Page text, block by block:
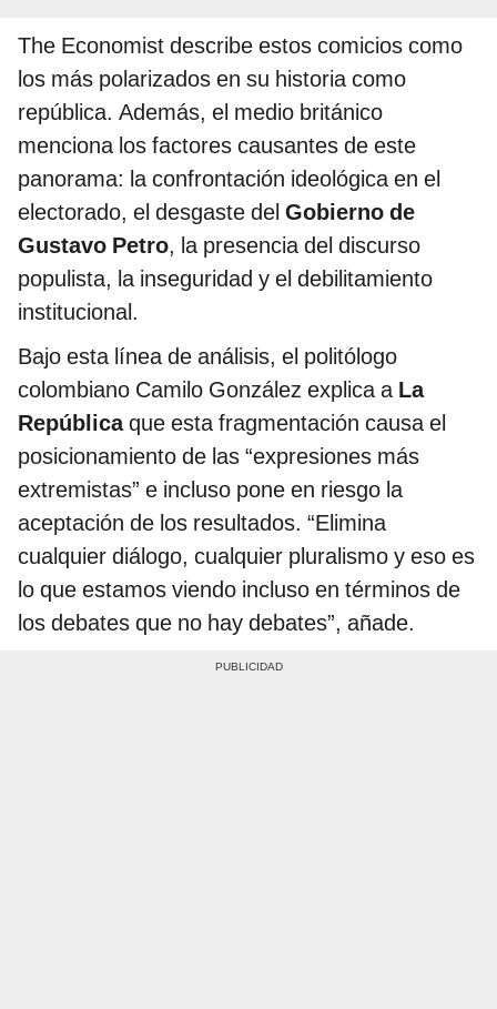
The Economist describe estos comicios como
los más polarizados en su historia como
república. Además, el medio británico
menciona los factores causantes de este
panorama: la confrontación ideológica en el
electorado, el desgaste del Gobierno de
Gustavo Petro, la presencia del discurso
populista, la inseguridad y el debilitamiento
institucional.
Bajo esta línea de análisis, el politólogo
colombiano Camilo González explica a La
Repúblicaque esta fragmentación causa el
posicionamiento de las “expresiones más
extremistas” e incluso pone en riesgo la
aceptación de los resultados. “Elimina
cualquier diálogo, cualquier pluralismo y eso es
lo que estamos viendo incluso en términos de
los debates que no hay debates”, añade.